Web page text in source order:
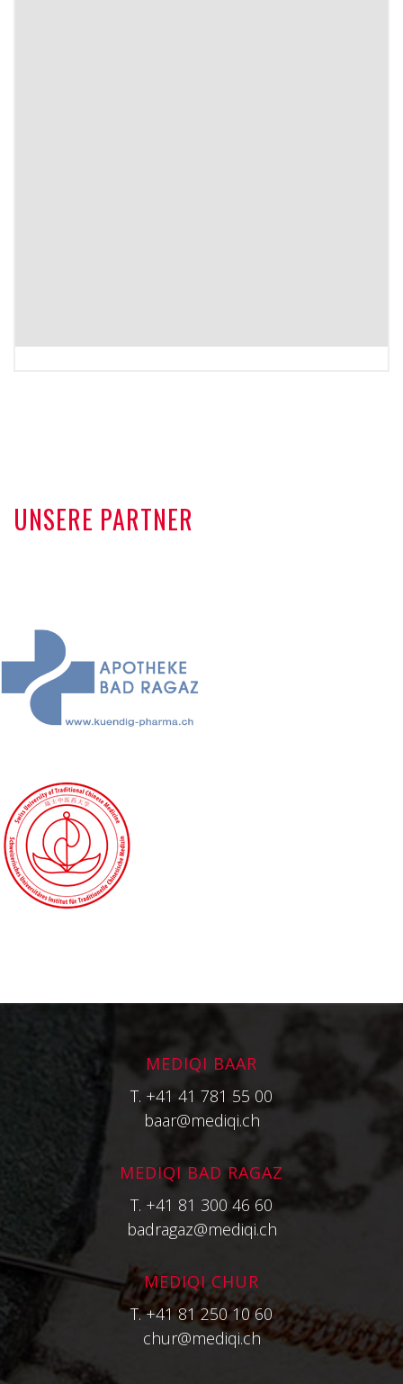
UNSERE PARTNER
MEDIQI BAAR
T. +41 41 781 55 00
baar@mediqi.ch
MEDIQI BAD RAGAZ
T. +41 81 300 46 60
badragaz@mediqi.ch
MEDIQI CHUR
T.+41 81 250 10 60
chur@mediqi.ch